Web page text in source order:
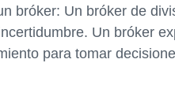
bróker: Un bróker de
Un bróker
para tomar